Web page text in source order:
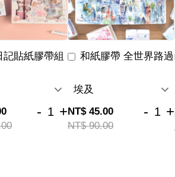
記貼紙膠帶組
- +
和紙膠帶 全世界路過
NT$ 45.00
NT$ 90.00
- +